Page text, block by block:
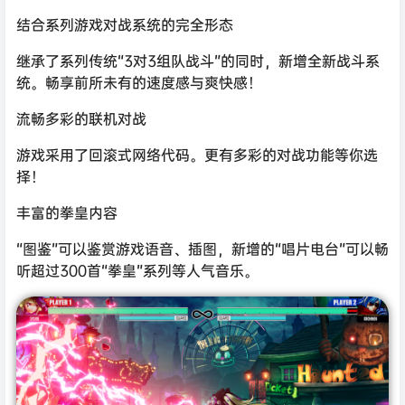
结合系列游戏对战系统的完全形态
继承了系列传统“3对3组队战斗”的同时，新增全新战斗系
统。畅享前所未有的速度感与爽快感！
流畅多彩的联机对战
游戏采用了回滚式网络代码。更有多彩的对战功能等你选
择！
丰富的拳皇内容
“图鉴”可以鉴赏游戏语音、插图，新增的“唱片电台”可以畅
听超过300首“拳皇”系列等人气音乐。